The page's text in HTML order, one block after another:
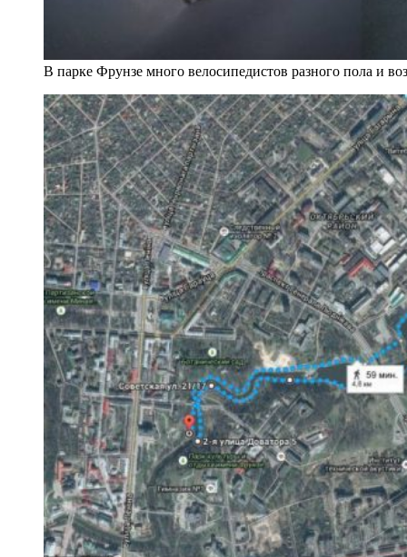
В парке Фрунзе много велосипедистов разного пола и